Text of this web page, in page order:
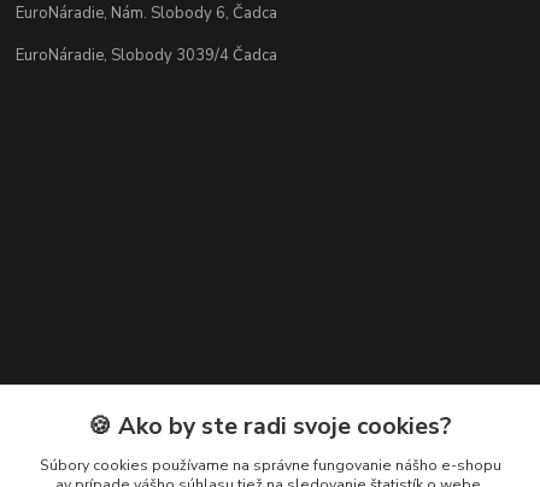
EuroNáradie, Nám. Slobody 6, Čadca
EuroNáradie, Slobody 3039/4 Čadca
Kontakty
Zákaznícka podpora EuroNáradie
🍪 Ako by ste radi svoje cookies?
Súbory cookies používame na správne fungovanie nášho e-shopu